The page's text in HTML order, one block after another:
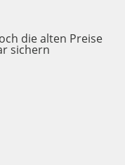
die alten Preise
sichern